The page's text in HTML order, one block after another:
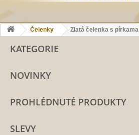
Čelenky Zlatá čelenka s pírkama
KATEGORIE
NOVINKY
PROHLÉDNUTÉ PRODUKTY
SLEVY